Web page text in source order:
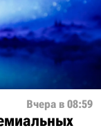
Вчера в 08:59